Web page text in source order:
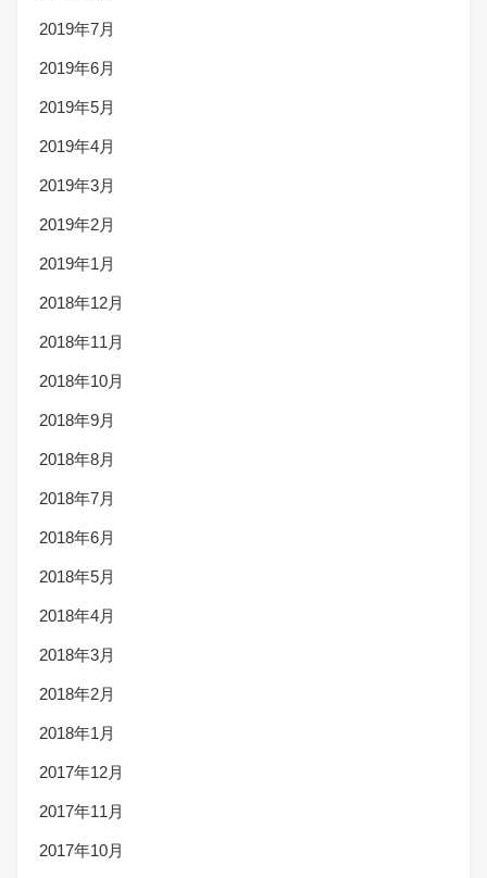
2019年7月
2019年6月
2019年5月
2019年4月
2019年3月
2019年2月
2019年1月
2018年12月
2018年11月
2018年10月
2018年9月
2018年8月
2018年7月
2018年6月
2018年5月
2018年4月
2018年3月
2018年2月
2018年1月
2017年12月
2017年11月
2017年10月